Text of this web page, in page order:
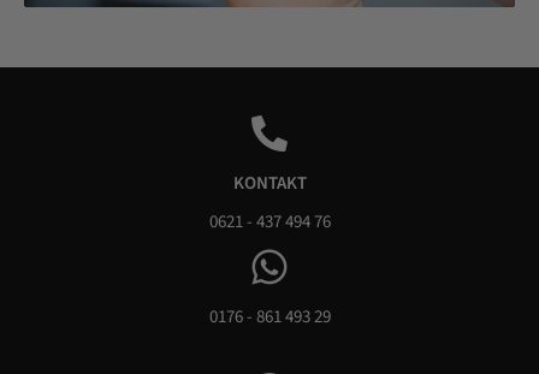
KONTAKT
0621 - 437 494 76
0176 - 861 493 29